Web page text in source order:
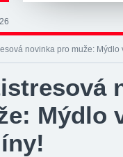
novinka pro muže: Mýdlo
Mýdlo